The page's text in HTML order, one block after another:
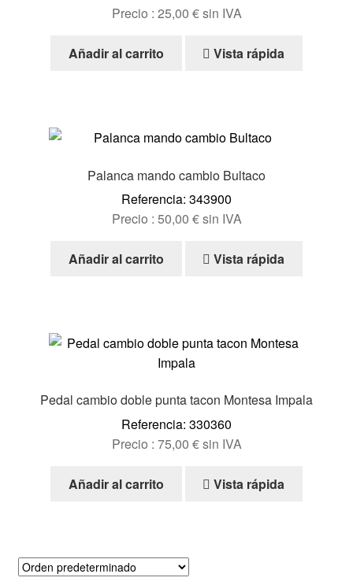
Precio : 25,00 €sin IVA
Añadir al carrito Vista rápida
Palanca mando cambio Bultaco
Referencia: 343900
Precio : 50,00 €sin IVA
Añadir al carrito Vista rápida
Pedal cambio doble punta tacon Montesa Impala
Referencia: 330360
Precio : 75,00 €sin IVA
Añadir al carrito Vista rápida